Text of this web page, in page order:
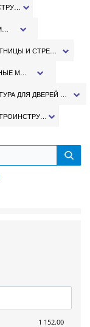
БЕНЗОИНСТРУМЕНТ
ГЕРМЕТИЗИРУЮЩИЕ И СКЛЕИВАЮЩИЕ МАТЕРИАЛЫ
ЛЕСТНИЦЫ И СТРЕМЯНКИ
ОСНАСТКА К ИНСТРУМЕНТАМ И РАСХОДНЫЕ МАТЕРИАЛЫ
ФУРНИТУРА ДЛЯ ДВЕРЕЙ И ОКОН
ЭЛЕКТРОИНСТРУМЕНТ
1 152.00